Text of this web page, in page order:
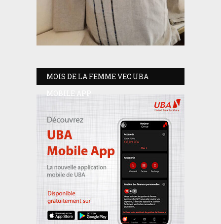
MOIS DE LA FEMME VEC UBA
MOBILE APP